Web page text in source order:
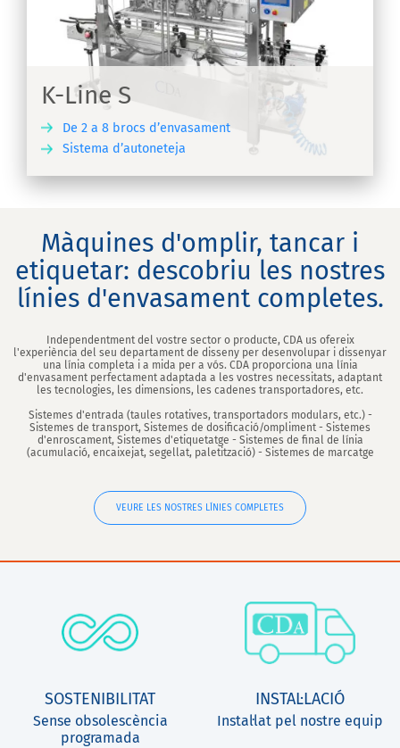
K-Line S
De 2 a 8 brocs d’envasament
Sistema d’autoneteja
Màquines d'omplir, tancar i
etiquetar: descobriu les nostres
línies d'envasament completes.
Independentment del vostre sector o producte, CDA us ofereix
l'experiència del seu departament de disseny per desenvolupar i dissenyar
una línia completa i a mida per a vós. CDA proporciona una línia
d'envasament perfectament adaptada a les vostres necessitats, adaptant
les tecnologies, les dimensions, les cadenes transportadores, etc.
Sistemes d'entrada (taules rotatives, transportadors modulars, etc.) -
Sistemes de transport, Sistemes de dosificació/ompliment - Sistemes
d'enroscament, Sistemes d'etiquetatge - Sistemes de final de línia
(acumulació, encaixejat, segellat, paletització) - Sistemes de marcatge
VEURE LES NOSTRES LÍNIES COMPLETES
SOSTENIBILITAT
Sense obsolescència
programada
INSTAL·LACIÓ
Instal·lat pel nostre equip